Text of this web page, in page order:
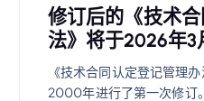
修订后的《技术
法》将于2026年3
《技术合同认定登记管理
2000年进行了第一次修订